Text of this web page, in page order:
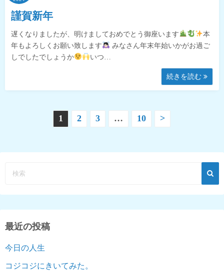
謹賀新年
遅くなりましたが、明けましておめでとう御座います
本
年もよろしくお願い致します
みなさん年末年始いかがお過ご
しでしたでしょうか
いつ…
続きを読む
ペ
ー
り
1 2 3 … 10 >
最近の投稿
今日の人生
コジコジにきいてみた。